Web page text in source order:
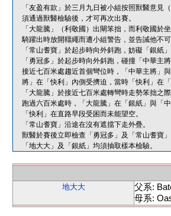
「友盈有款」於三月九日被小組按照獸醫意
須通過獸醫檢驗後，才可再次出賽。
「大龍騰」（利敬國）出閘笨拙，而利敬國
騎躍出時放開韁繩而遭小組警告，並告誡他不可
「常山耆寶」於起步時向外斜跑，妨礙「銀紙
「勇冠多」於起步時向外斜跑，碰撞「中華主
接近七百米處趨近首個彎位時，「中華主將」
將」在「快利」內側受擠迫，當時「快利」在
「大龍騰」於接近七百米處轉彎時走勢笨拙之際
跑過六百米處時，「大龍騰」在「銀紙」與「
「快利」在直路早段受困而未能望空。
「常山耆寶」沿途在沒有遮擋下走外疊。
獸醫於賽後立即檢查「勇冠多」及「常山耆寶
「地大大」及「銀紙」均須抽取樣本檢驗。
地大大
父系:
母系: